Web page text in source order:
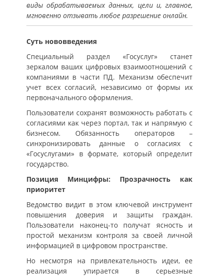
виды обрабатываемых данных, цели и, главное,
мгновенно отзывать любое разрешение онлайн.
Суть нововведения
Специальный раздел «Госуслуг» станет
зеркалом ваших цифровых взаимоотношений с
компаниями в части ПД. Механизм обеспечит
учет всех согласий, независимо от формы их
первоначального оформления.
Пользователи сохранят возможность работать с
согласиями как через портал, так и напрямую с
бизнесом. Обязанность операторов –
синхронизировать данные о согласиях с
«Госуслугами» в формате, который определит
государство.
Позиция Минцифры: Прозрачность как
приоритет
Ведомство видит в этом ключевой инструмент
повышения доверия и защиты граждан.
Пользователи наконец-то получат ясность и
простой механизм контроля за своей личной
информацией в цифровом пространстве.
Но несмотря на привлекательность идеи, ее
реализация упирается в серьезные